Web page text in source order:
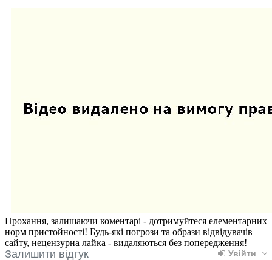
Прохання, залишаючи коментарі - дотримуйтеся елементарних
норм пристойності! Будь-які погрози та образи відвідувачів
сайту, нецензурна лайка - видаляються без попередження!